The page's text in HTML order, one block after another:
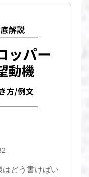
はどう書けばい